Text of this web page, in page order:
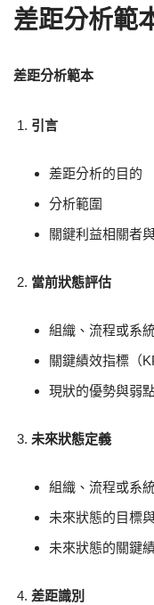
差距分析範
差距分析範本
引言
差距分析的目的
分析範圍
關鍵利益相關者
當前狀態評估
組織、流程或系
關鍵績效指標（
現狀的優勢與弱
未來狀態定義
組織、流程或系
未來狀態的目標
未來狀態的關鍵
差距識別